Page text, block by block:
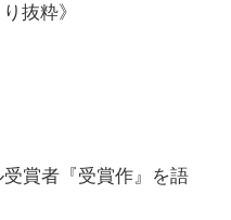
抜粋》
受賞者『受賞作』を語